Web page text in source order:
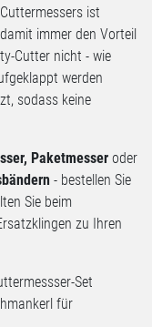
ist
immer den Vorteil
Cutter nicht - wie
werden
sodass keine
Paketmesser oder
- bestellen Sie
Sie beim
zu Ihren
Set
für